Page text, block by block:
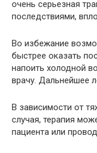
очень серьезная
последствиями,
Во избежание
быстрее оказать
напоить холодной
врачу. Дальнейшее
В зависимости от
случая, терапия
пациента или